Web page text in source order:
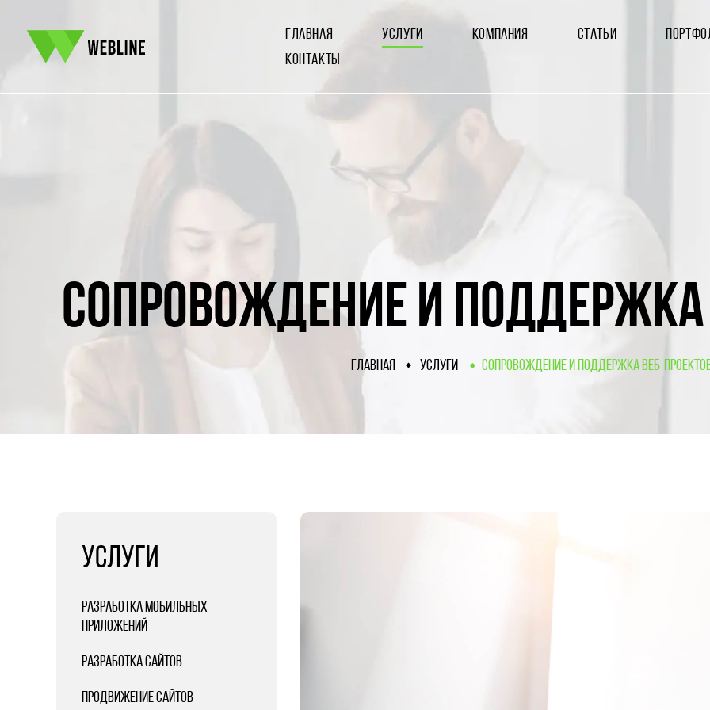
ГЛАВНАЯ УСЛУГИ КОМПАНИЯ СТАТЬИ
КОНТАКТЫ
СОПРОВОЖДЕНИЕ И ПОДДЕРЖКА
ГЛАВНАЯ УСЛУГИ СОПРОВОЖДЕНИЕ И ПОДДЕРЖКА ВЕБ-
УСЛУГИ
РАЗРАБОТКА МОБИЛЬНЫХ
ПРИЛОЖЕНИЙ
РАЗРАБОТКА САЙТОВ
ПРОДВИЖЕНИЕ САЙТОВ